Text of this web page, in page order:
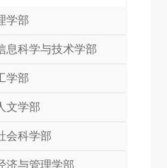
学部
息科学与技术学部
学部
文学部
会科学部
济与管理学部